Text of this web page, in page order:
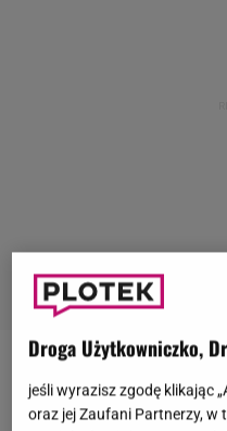
Maciej Dowbor i
podróże i chętnie
Droga Użytkowniczko,
jeśli wyrazisz zgodę klikając
oraz jej Zaufani Partnerzy, w